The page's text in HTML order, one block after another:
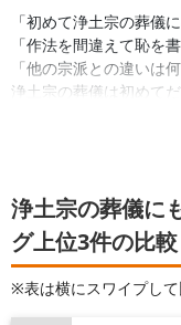
「初めて浄土宗の葬儀
「作法を間違えて恥を
「他の宗派との違いは
浄土宗の葬儀は初めて
作法を間違えて、恥を
でも浄土宗特有の儀式
共通している部分が多い
この記事では浄土宗の
これから出席する予定
浄土宗の葬儀に
グ上位3件の比較
※表は横にスワイプし